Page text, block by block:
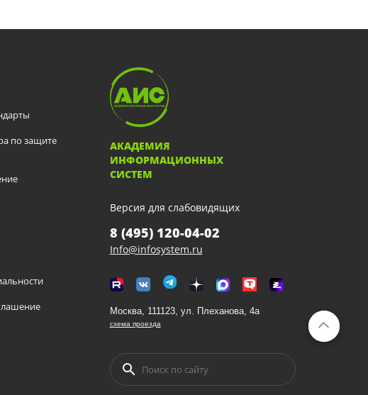
по защите
АКАДЕМИЯ
ИНФОРМАЦИОННЫХ
СИСТЕМ
Версия для слабовидящих
8 (495) 120-04-02
Info@infosystem.ru
Москва, 111123, ул. Плеханова, 4а
схема проезда